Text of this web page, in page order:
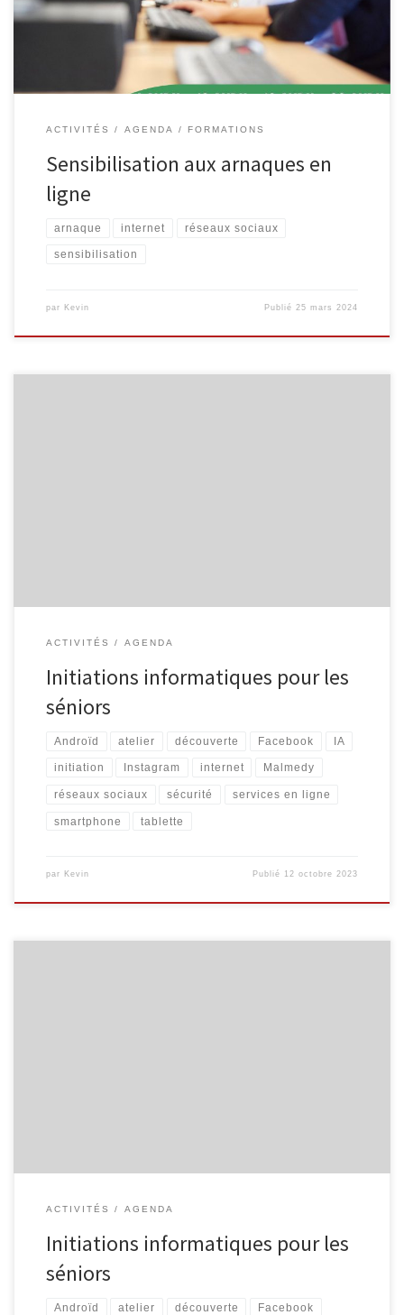
Malmedy. Rejoignez-nous pour découvrir comment vous protéger
contre ces arnaques en ligne. Intéressé(e) ? Inscrivez-vous […]
ACTIVITÉS AGENDA FORMATIONS
Sensibilisation aux arnaques en
ligne
arnaque internet réseaux sociaux
sensibilisation
par Kevin Publié25 mars 2024
ACTIVITÉS AGENDA
Initiations informatiques pour les
séniors
Androïd atelier découverte Facebook IA
initiation Instagram internet Malmedy
réseaux sociaux sécurité services en ligne
smartphone tablette
par Kevin Publié 12 octobre 2023
ACTIVITÉS AGENDA
Initiations informatiques pour les
séniors
Androïd atelier découverte Facebook